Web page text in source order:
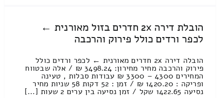
הובלת דירה 2x חדרים בזול מאורנית ←
לכפר ורדים כולל פירוק והרכבה
הובלה דירה 2x חדרים מאורנית ← לכפר ורדים כולל
פירוק והרכבה מחיר מחירון: 3498.24 ₪ / אלה שבטווח
המחירים 4300 – 3300 ₪ עבודות סבלות , טעינה
ופריקה : 1420.20 ₪ / זמן : 52 דקות 58 שניות מחיר
נסיעה 1422.65 שקל / זמן נסיעה בין ערים 2 שעות [...]